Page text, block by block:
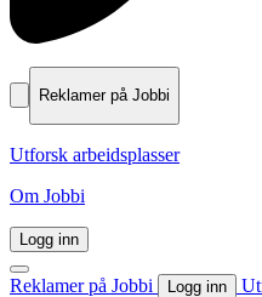
Reklamer på Jobbi
Utforsk arbeidsplasser
Om Jobbi
Logg inn
Reklamer på Jobbi Logg inn